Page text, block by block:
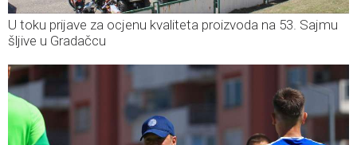
U toku prijave za ocjenu kvaliteta proizvoda na 53. Sajmu
šljive u Gradačcu